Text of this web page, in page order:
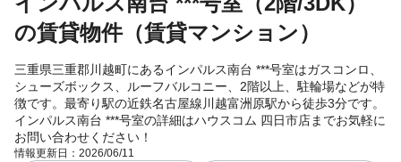
の賃貸物件（賃貸マンション）
三重県三重郡川越町にあるインパルス南台 ***号室はガスコンロ、
シューズボックス、ルーフバルコニー、2階以上、駐輪場などが特
徴です。最寄り駅の近鉄名古屋線川越富洲原駅から徒歩3分です。
インパルス南台 ***号室の詳細はハウスコム 四日市店までお気軽に
お問い合わせください！
情報更新日： 2026/06/11